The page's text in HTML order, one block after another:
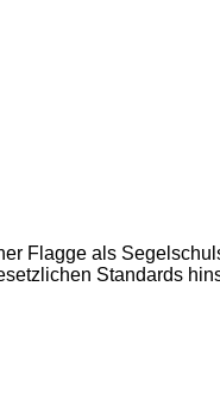
Flagge als
Standards